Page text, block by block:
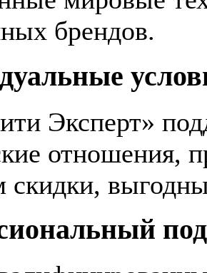
брендов.
Эксперт»
отношения,
скидки,